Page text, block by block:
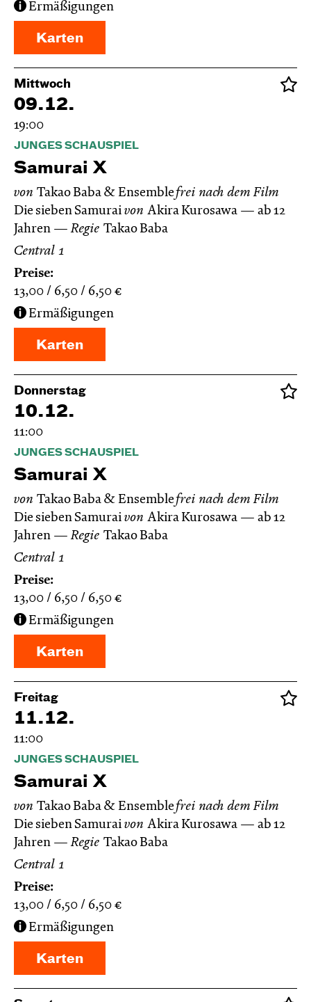
Ermäßigungen
Karten
Mittwoch
09.12.
19:00
JUNGES SCHAUSPIEL
Samurai X
von Takao Baba & Ensemblefrei nach dem Film
Die sieben Samurai von Akira Kurosawa
ab 12
Jahren
Regie Takao Baba
Central 1
Preise:
13,00
6,50 6,50 €
Ermäßigungen
Karten
Donnerstag
10.12.
11:00
JUNGES SCHAUSPIEL
Samurai X
von Takao Baba & Ensemblefrei nach dem Film
Die sieben Samurai von Akira Kurosawa
ab 12
Jahren
Regie Takao Baba
Central 1
Preise:
13,00
6,50 6,50 €
Ermäßigungen
Karten
Freitag
11.12.
11:00
JUNGES SCHAUSPIEL
Samurai X
von Takao Baba & Ensemblefrei nach dem Film
Die sieben Samurai von Akira Kurosawa
ab 12
Jahren
Regie Takao Baba
Central 1
Preise:
13,00
6,50 6,50 €
Ermäßigungen
Karten